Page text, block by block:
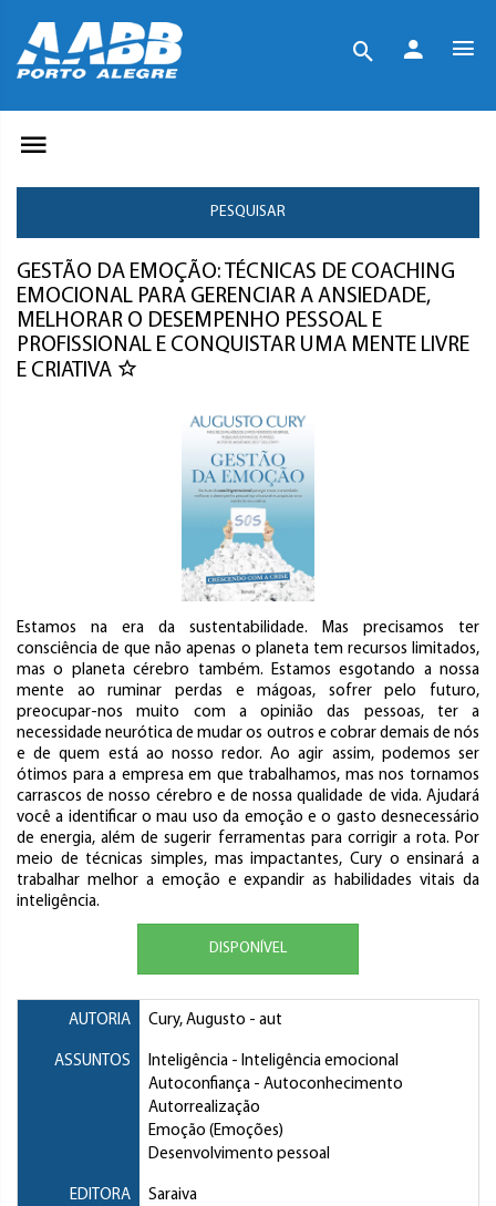
PESQUISAR
GESTÃO DA EMOÇÃO: TÉCNICAS DE COACHING
EMOCIONAL PARA GERENCIAR A ANSIEDADE,
MELHORAR O DESEMPENHO PESSOAL E
PROFISSIONAL E CONQUISTAR UMA MENTE LIVRE
E CRIATIVA
Estamos na era da sustentabilidade. Mas precisamos ter
consciência de que não apenas o planeta tem recursos limitados,
mas o planeta cérebro também. Estamos esgotando a nossa
mente ao ruminar perdas e mágoas, sofrer pelo futuro,
preocupar-nos muito com a opinião das pessoas, ter a
necessidade neurótica de mudar os outros e cobrar demais de nós
e de quem está ao nosso redor. Ao agir assim, podemos ser
ótimos para a empresa em que trabalhamos, mas nos tornamos
carrascos de nosso cérebro e de nossa qualidade de vida. Ajudará
você a identificar o mau uso da emoção e o gasto desnecessário
de energia, além de sugerir ferramentas para corrigir a rota. Por
meio de técnicas simples, mas impactantes, Cury o ensinará a
trabalhar melhor a emoção e expandir as habilidades vitais da
inteligência.
DISPONÍVEL
AUTORIA Cury, Augusto - aut
ASSUNTOS Inteligência - Inteligência emocional
Autoconfiança - Autoconhecimento
Autorrealização
Emoção (Emoções)
Desenvolvimento pessoal
EDITORA Saraiva